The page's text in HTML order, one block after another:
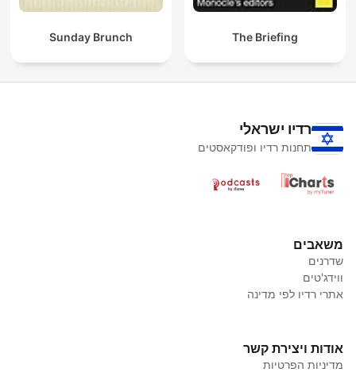
The Briefing
Sunday Brunch
רדיו ישראלי
תחנות רדיו ופודקאסטים
משאבים
שדרנים
ווידג'טים
אתרי רדיו לפי מדינה
אודות ויצירת קשר
מדיניות הפרטיות